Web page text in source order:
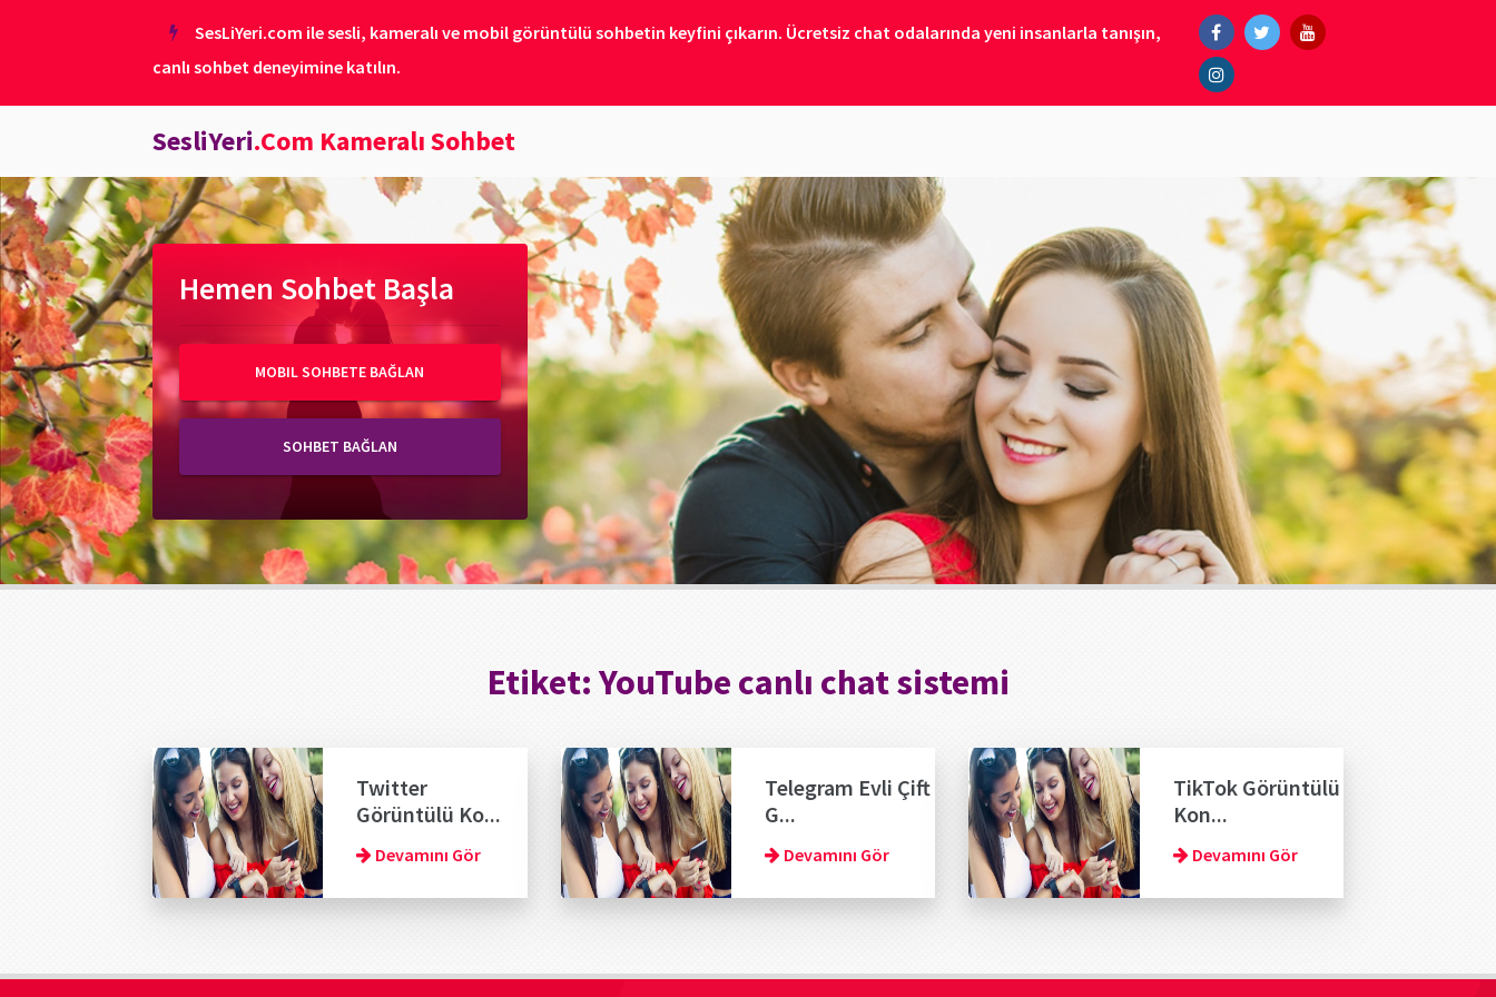
SesLiYeri.com ile sesli, kameralı ve mobil görüntülü sohbetin keyfini çıkarın. Ücretsiz chat odalarında yeni insanlarla tanışın,
canlı sohbet deneyimine katılın.
SesliYeri.Com Kameralı Sohbet
Hemen Sohbet Başla
MOBIL SOHBETE BAĞLAN
SOHBET BAĞLAN
Etiket:YouTube canlı chat sistemi
Twitter
Görüntülü Ko...
Devamını Gör
Telegram Evli Çift
G...
Devamını Gör
TikTok Görüntülü
Kon...
Devamını Gör